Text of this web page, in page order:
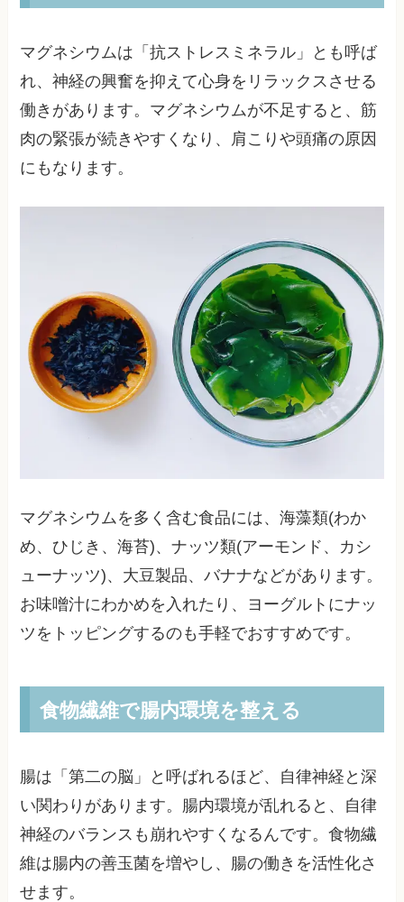
マグネシウムは「抗ストレスミネラル」とも呼ば
れ、神経の興奮を抑えて心身をリラックスさせる
働きがあります。マグネシウムが不足すると、筋
肉の緊張が続きやすくなり、肩こりや頭痛の原因
にもなります。
マグネシウムを多く含む食品には、海藻類(わか
め、ひじき、海苔)、ナッツ類(アーモンド、カシ
ューナッツ)、大豆製品、バナナなどがあります。
お味噌汁にわかめを入れたり、ヨーグルトにナッ
ツをトッピングするのも手軽でおすすめです。
食物繊維で腸内環境を整える
腸は「第二の脳」と呼ばれるほど、自律神経と深
い関わりがあります。腸内環境が乱れると、自律
神経のバランスも崩れやすくなるんです。食物繊
維は腸内の善玉菌を増やし、腸の働きを活性化さ
せます。